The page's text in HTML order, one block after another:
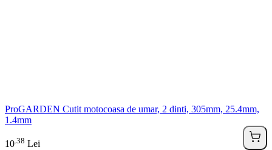
ProGARDEN Cutit motocoasa de umar, 2 dinti, 305mm, 25.4mm,
1.4mm
10 38 Lei